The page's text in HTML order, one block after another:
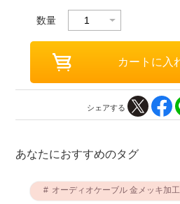
数量
シェアする
あなたにおすすめのタグ
オーディオケーブル 金メッキ加工